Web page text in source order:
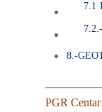
7.1
8.-
PGR